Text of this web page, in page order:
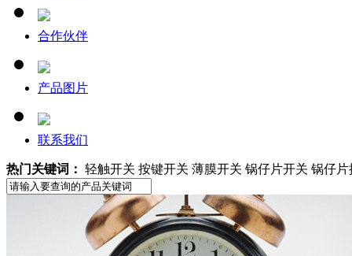
合作伙伴
产品图片
联系我们
热门关键词： 轻触开关 按键开关 薄膜开关 锅仔片开关 锅仔